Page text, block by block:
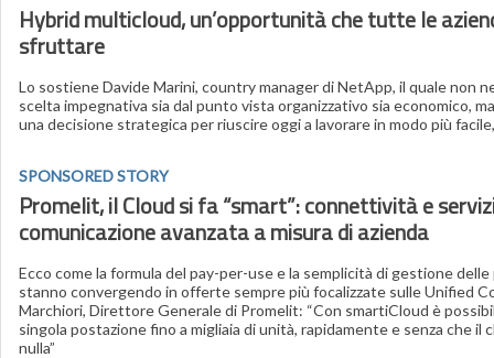
Hybrid multicloud, un’opportunità che tutte le
sfruttare
Lo sostiene Davide Marini, country manager di NetApp, il quale non
scelta impegnativa sia dal punto vista organizzativo sia economico,
una decisione strategica per riuscire oggi a lavorare in modo più
SPONSORED STORY
Promelit, il Cloud si fa “smart”: connettività e
comunicazione avanzata a misura di azienda
Ecco come la formula del pay-per-use e la semplicità di gestione
stanno convergendo in offerte sempre più focalizzate sulle Unified
Marchiori, Direttore Generale di Promelit: “Con smartiCloud è
singola postazione fino a migliaia di unità, rapidamente e senza che il
nulla”